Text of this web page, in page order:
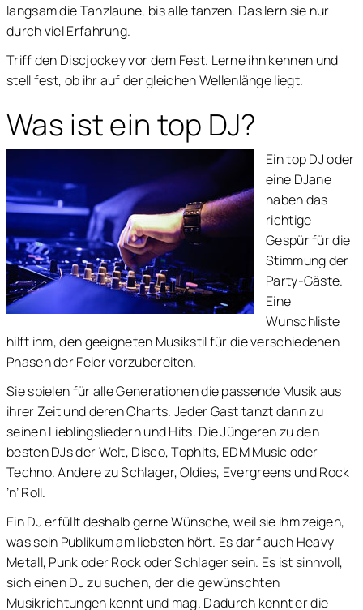
langsam die Tanzlaune, bis alle tanzen. Das lern sie nur
durch viel Erfahrung.
Triff den Discjockey vor dem Fest. Lerne ihn kennen und
stell fest, ob ihr auf der gleichen Wellenlänge liegt.
Was ist ein top DJ?
Ein top DJ oder
eine DJane
haben das
richtige
Gespür für die
Stimmung der
Party-Gäste.
Eine
Wunschliste
hilft ihm, den geeigneten Musikstil für die verschiedenen
Phasen der Feier vorzubereiten.
Sie spielen für alle Generationen die passende Musik aus
ihrer Zeit und deren Charts. Jeder Gast tanzt dann zu
seinen Lieblingsliedern und Hits. Die Jüngeren zu den
besten DJs der Welt, Disco, Tophits, EDM Music oder
Techno. Andere zu Schlager, Oldies, Evergreens und Rock
’n’ Roll.
Ein DJ erfüllt deshalb gerne Wünsche, weil sie ihm zeigen,
was sein Publikum am liebsten hört. Es darf auch Heavy
Metall, Punk oder Rock oder Schlager sein. Es ist sinnvoll,
sich einen DJ zu suchen, der die gewünschten
Musikrichtungen kennt und mag. Dadurch kennt er die